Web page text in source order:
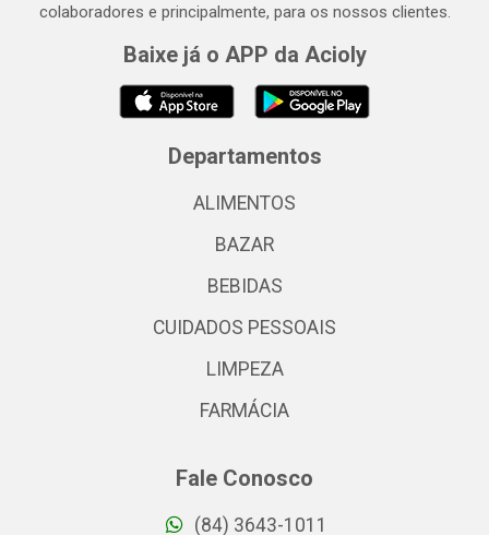
colaboradores e principalmente, para os nossos clientes.
Baixe já o APP da Acioly
Departamentos
ALIMENTOS
BAZAR
BEBIDAS
CUIDADOS PESSOAIS
LIMPEZA
FARMÁCIA
Fale Conosco
(84) 3643-1011